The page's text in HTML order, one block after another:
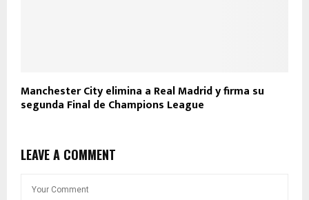
Manchester City elimina a Real Madrid y firma su
segunda Final de Champions League
LEAVE A COMMENT